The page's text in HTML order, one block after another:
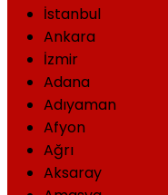
İstanbul
Ankara
İzmir
Adana
Adıyaman
Afyon
Ağrı
Aksaray